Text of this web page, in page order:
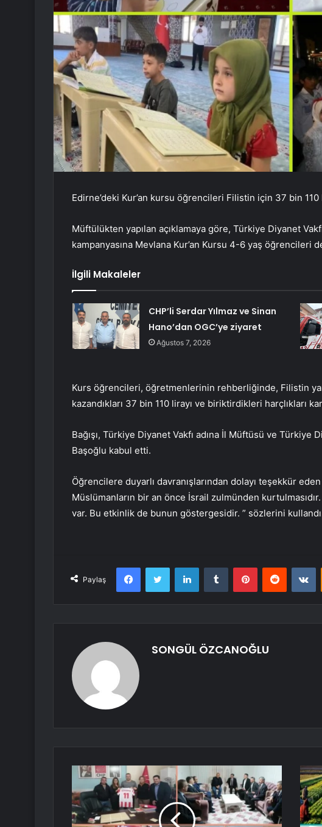
Edirne’deki Kur’an kursu öğrencileri Filistin için 37 bin 110
Müftülükten yapılan açıklamaya göre, Türkiye Diyanet
kampanyasına Mevlana Kur’an Kursu 4-6 yaş öğrencileri
İlgili Makaleler
CHP’li Serdar Yılmaz ve Sinan
Hano’dan OGC’ye ziyaret
Ağustos 7, 2026
Kurs öğrencileri, öğretmenlerinin rehberliğinde, Filistin
kazandıkları 37 bin 110 lirayı ve biriktirdikleri harçlıkları
Bağışı, Türkiye Diyanet Vakfı adına İl Müftüsü ve Türkiye
Başoğlu kabul etti.
Öğrencilere duyarlı davranışlarından dolayı teşekkür
Müslümanların bir an önce İsrail zulmünden
var. Bu etkinlik de bunun göstergesidir. ” sözlerini
Paylaş
FacebookTwitter LinkedInTumblr PinterestReddit
SONGÜL ÖZCANOĞLU